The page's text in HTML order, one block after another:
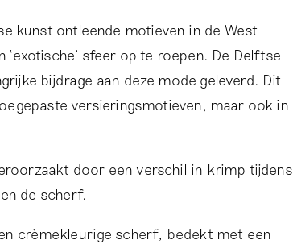
kunst ontleende motieven in de West-
sfeer op te roepen. De Delftse
bijdrage aan deze mode geleverd. Dit
versieringsmotieven, maar ook in
door een verschil in krimp tijdens
de scherf.
crèmekleurige scherf, bedekt met een